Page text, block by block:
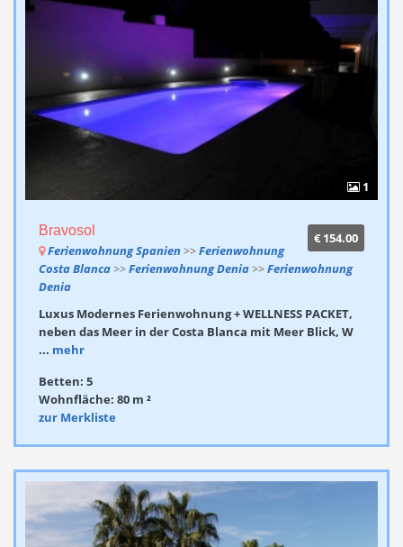
1
€ 154.00
Bravosol
Ferienwohnung Spanien >>Ferienwohnung
Costa Blanca>>Ferienwohnung Denia>>Ferienwohnung
Denia
Luxus Modernes Ferienwohnung + WELLNESS PACKET,
neben das Meer in der Costa Blanca mit Meer Blick, W
... mehr
Betten: 5
Wohnfläche: 80 m ²
zur Merkliste